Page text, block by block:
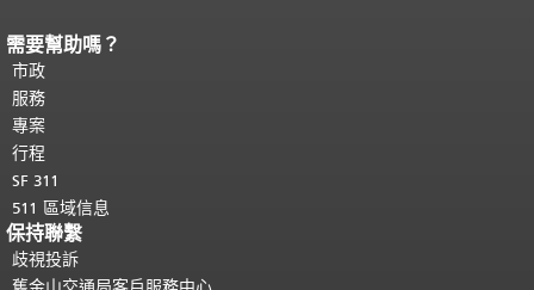
頁面內容結束。
都會重複顯示。
需要幫助嗎？
市政
服務
專案
行程
SF 311
511 區域信息
保持聯繫
歧視投訴